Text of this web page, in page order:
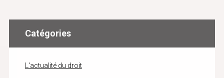
Catégories
L'actualité du droit